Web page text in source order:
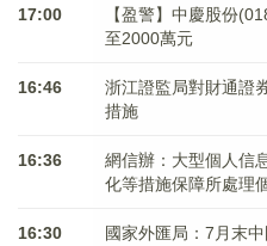
17:00
【盈警】中慶股份
至2000萬元
16:46
浙江證監局對財通證
措施
16:36
網信辦：大型個人信
化等措施保障所處理
16:30
國家外匯局：7月末